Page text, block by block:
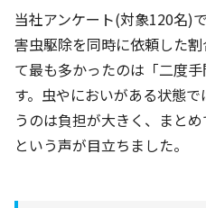
当社アンケート(対象120名)
害虫駆除を同時に依頼した
て最も多かったのは「二度
す。虫やにおいがある状態
うのは負担が大きく、まと
という声が目立ちました。